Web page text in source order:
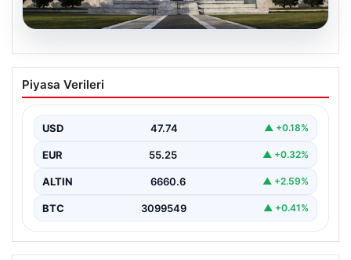
FED faiz kararı ne zaman, saat kaçta?
Faiz beklentisi ne yönde? 2026 FED
Piyasa Verileri
USD 47.74 ▲ +0.18%
EUR 55.25 ▲ +0.32%
ALTIN 6660.6 ▲ +2.59%
BTC 3099549 ▲ +0.41%